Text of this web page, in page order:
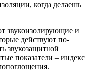
когда делаешь
звукоизолирующие и
действуют по-
звукозащитной
показатели – индекс